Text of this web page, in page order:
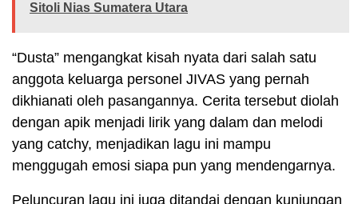
Sitoli Nias Sumatera Utara
“Dusta” mengangkat kisah nyata dari salah satu
anggota keluarga personel JIVAS yang pernah
dikhianati oleh pasangannya. Cerita tersebut diolah
dengan apik menjadi lirik yang dalam dan melodi
yang catchy, menjadikan lagu ini mampu
menggugah emosi siapa pun yang mendengarnya.
Peluncuran lagu ini juga ditandai dengan kunjungan